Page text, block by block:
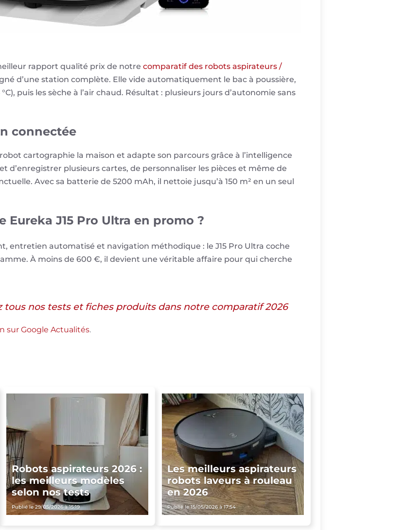
rapport qualité prix de notre comparatif des robots aspirateurs /
d’une station complète. Elle vide automatiquement le bac à poussière,
puis les sèche à l’air chaud. Résultat : plusieurs jours d’autonomie sans
connectée
cartographie la maison et adapte son parcours grâce à l’intelligence
d’enregistrer plusieurs cartes, de personnaliser les pièces et même de
Avec sa batterie de 5200 mAh, il nettoie jusqu’à 150 m² en un seul
Eureka J15 Pro Ultra en promo ?
entretien automatisé et navigation méthodique : le J15 Pro Ultra coche
À moins de 600 €, il devient une véritable affaire pour qui cherche
tous nos tests et fiches produits dans notre comparatif 2026
sur Google Actualités.
Robots aspirateurs 2026 :
les meilleurs modèles
selon nos tests
Publié le 29/05/2026 à 15:19
Les meilleurs aspirateurs
robots laveurs à rouleau
en 2026
Publié le 15/05/2026 à 17:54